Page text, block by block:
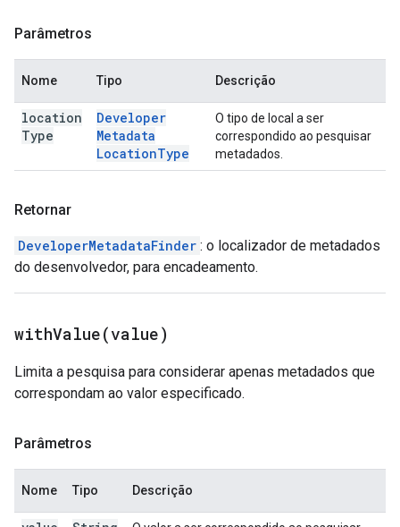
Parâmetros
Nome Tipo Descrição
location
Type
Developer
Metadata
LocationType
O tipo de local a ser
correspondido ao pesquisar
metadados.
Retornar
DeveloperMetadataFinder : o localizador de metadados
do desenvolvedor, para encadeamento.
withValue(value)
Limita a pesquisa para considerar apenas metadados que
correspondam ao valor especificado.
Parâmetros
Nome Tipo Descrição